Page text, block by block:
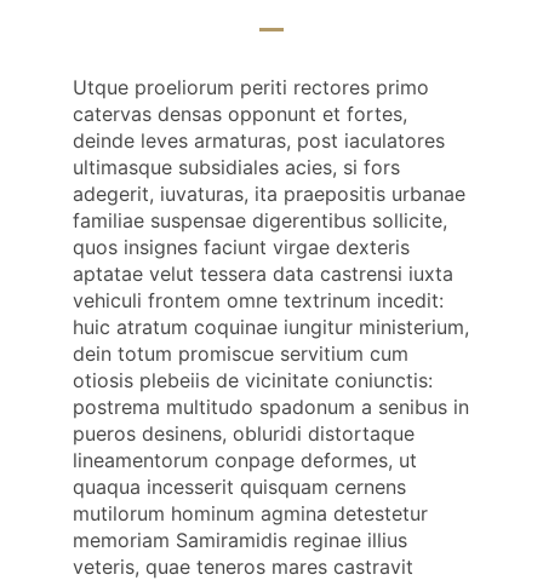
Utque proeliorum periti rectores primo
catervas densas opponunt et fortes,
deinde leves armaturas, post iaculatores
ultimasque subsidiales acies, si fors
adegerit, iuvaturas, ita praepositis urbanae
familiae suspensae digerentibus sollicite,
quos insignes faciunt virgae dexteris
aptatae velut tessera data castrensi iuxta
vehiculi frontem omne textrinum incedit:
huic atratum coquinae iungitur ministerium,
dein totum promiscue servitium cum
otiosis plebeiis de vicinitate coniunctis:
postrema multitudo spadonum a senibus in
pueros desinens, obluridi distortaque
lineamentorum conpage deformes, ut
quaqua incesserit quisquam cernens
mutilorum hominum agmina detestetur
memoriam Samiramidis reginae illius
veteris, quae teneros mares castravit